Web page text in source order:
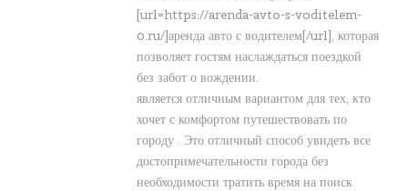
[url=https://arenda-avto-s-voditelem-
0.ru/]аренда авто с водителем[/url], которая
позволяет гостям наслаждаться поездкой
без забот о вождении.
является отличным вариантом для тех, кто
хочет с комфортом путешествовать по
городу . Это отличный способ увидеть все
достопримечательности города без
необходимости тратить время на поиск